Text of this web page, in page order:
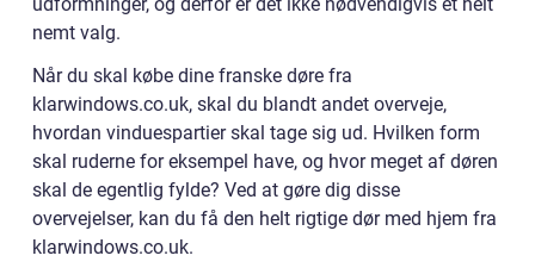
nemt valg.
Når du skal købe dine franske døre fra
klarwindows.co.uk, skal du blandt andet overveje,
hvordan vinduespartier skal tage sig ud. Hvilken form
skal ruderne for eksempel have, og hvor meget af døren
skal de egentlig fylde? Ved at gøre dig disse
overvejelser, kan du få den helt rigtige dør med hjem fra
klarwindows.co.uk.